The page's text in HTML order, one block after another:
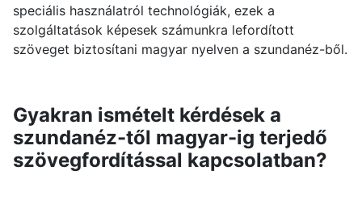
speciális használatról technológiák, ezek a
szolgáltatások képesek számunkra lefordított
szöveget biztosítani magyar nyelven a szundanéz-ből.
Gyakran ismételt kérdések a
szundanéz-től magyar-ig terjedő
szövegfordítással kapcsolatban?